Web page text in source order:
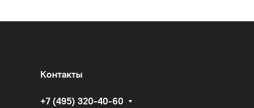
Контакты
+7 (495) 320-40-60